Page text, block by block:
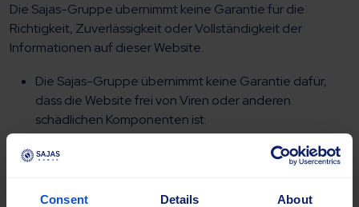
Consent Details About
Die Sajas-Gruppe übernimmt keine Garantie für die
Richtigkeit, Zuverlässigkeit oder Vollständigkeit der
Informationen auf dieser Website.
Die Sajas-Gruppe übernimmt keine Garantie dafür,
dass die Website frei von Viren oder anderen
schädlichen Komponenten ist.
5. Begrenzung der Haftung
Die Sajas-Gruppe haftet nicht für direkte, indirekte,